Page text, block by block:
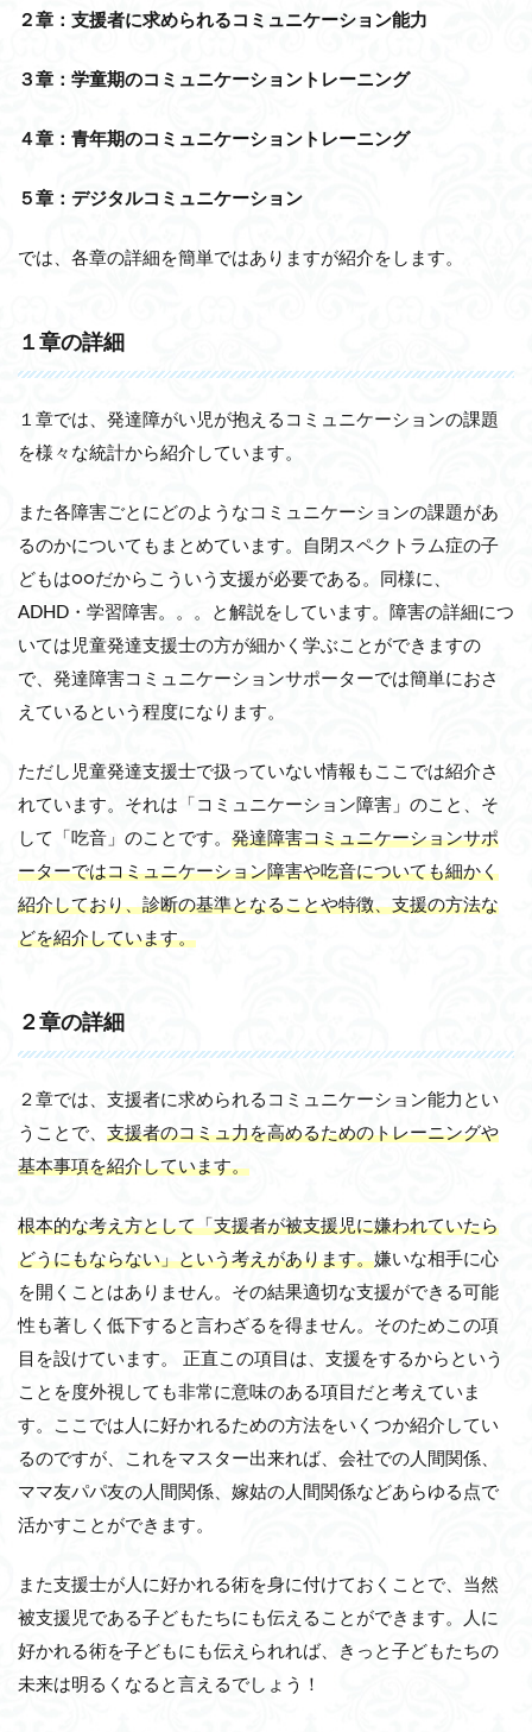
２章：支援者に求められるコミュニケーション能力
３章：学童期のコミュニケーショントレーニング
４章：青年期のコミュニケーショントレーニング
５章：デジタルコミュニケーション
では、各章の詳細を簡単ではありますが紹介をします。
１章の詳細
１章では、発達障がい児が抱えるコミュニケーションの課題
を様々な統計から紹介しています。
また各障害ごとにどのようなコミュニケーションの課題があ
るのかについてもまとめています。自閉スペクトラム症の子
どもは○○だからこういう支援が必要である。同様に、
ADHD・学習障害。。。と解説をしています。障害の詳細につ
いては児童発達支援士の方が細かく学ぶことができますの
で、発達障害コミュニケーションサポーターでは簡単におさ
えているという程度になります。
ただし児童発達支援士で扱っていない情報もここでは紹介さ
れています。それは「コミュニケーション障害」のこと、そ
して「吃音」のことです。 発達障害コミュニケーションサポ
ーターではコミュニケーション障害や吃音についても細かく
紹介しており、診断の基準となることや特徴、支援の方法な
どを紹介しています。
２章の詳細
２章では、支援者に求められるコミュニケーション能力とい
うことで、 支援者のコミュ力を高めるためのトレーニングや
基本事項を紹介しています。
根本的な考え方として「支援者が被支援児に嫌われていたら
どうにもならない」という考えがあります。嫌いな相手に心
を開くことはありません。その結果適切な支援ができる可能
性も著しく低下すると言わざるを得ません。そのためこの項
目を設けています。 正直この項目は、支援をするからという
ことを度外視しても非常に意味のある項目だと考えていま
す。ここでは人に好かれるための方法をいくつか紹介してい
るのですが、これをマスター出来れば、会社での人間関係、
ママ友パパ友の人間関係、嫁姑の人間関係などあらゆる点で
活かすことができます。
また支援士が人に好かれる術を身に付けておくことで、当然
被支援児である子どもたちにも伝えることができます。人に
好かれる術を子どもにも伝えられれば、きっと子どもたちの
未来は明るくなると言えるでしょう！